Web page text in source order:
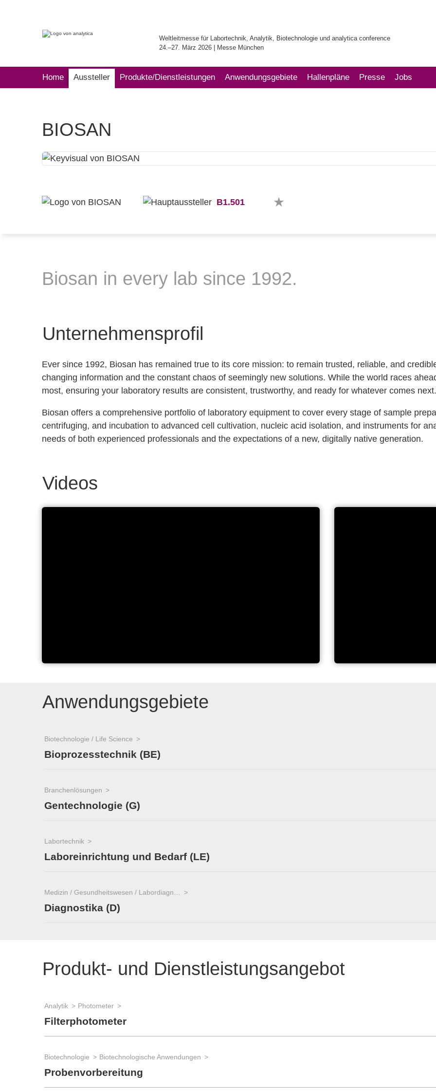
Weltleitmesse für Labortechnik, Analytik, Biotechnologie und analytica conference
24.–27. März 2026 | Messe München
Home Aussteller Produkte/Dienstleistungen Anwendungsgebiete Hallenpläne Presse Jobs
BIOSAN
B1.501
Biosan in every lab since 1992.
Unternehmensprofil
Ever since 1992, Biosan has remained true to its core mission: to remain trusted, reliable, and
changing information and the constant chaos of seemingly new solutions. While the world races
most, ensuring your laboratory results are consistent, trustworthy, and ready for whatever comes next.
Biosan offers a comprehensive portfolio of laboratory equipment to cover every stage of sample
centrifuging, and incubation to advanced cell cultivation, nucleic acid isolation, and instruments for
needs of both experienced professionals and the expectations of a new, digitally native generation.
Videos
Anwendungsgebiete
Biotechnologie / Life Science
Bioprozesstechnik (BE)
Branchenlösungen
Gentechnologie (G)
Labortechnik
Laboreinrichtung und Bedarf (LE)
Diagnostika (D)
Produkt- und Dienstleistungsangebot
Analytik Photometer
Filterphotometer
Biotechnologie Biotechnologische Anwendungen
Probenvorbereitung